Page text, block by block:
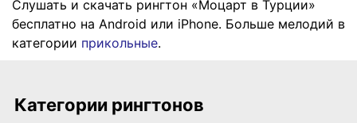
Слушать и скачать рингтон «Моцарт в Турции»
бесплатно на Android или iPhone. Больше мелодий в
категории прикольные.
Категории рингтонов